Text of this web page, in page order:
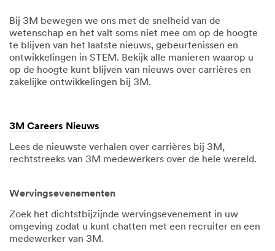
Bij 3M bewegen we ons met de snelheid van de
wetenschap en het valt soms niet mee om op de hoogte
te blijven van het laatste nieuws, gebeurtenissen en
ontwikkelingen in STEM. Bekijk alle manieren waarop u
op de hoogte kunt blijven van nieuws over carrières en
zakelijke ontwikkelingen bij 3M.
3M Careers Nieuws
Lees de nieuwste verhalen over carrières bij 3M,
rechtstreeks van 3M medewerkers over de hele wereld.
Wervingsevenementen
Zoek het dichtstbijzijnde wervingsevenement in uw
omgeving zodat u kunt chatten met een recruiter en een
medewerker van 3M.